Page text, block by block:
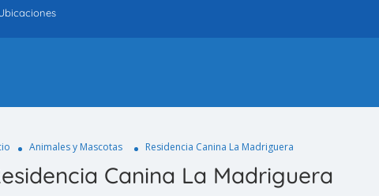
Animales y Mascotas Residencia Canina La Madriguera
Canina La Madriguera